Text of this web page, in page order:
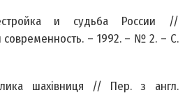
и судьба России //
– 1992. – № 2. – С.
шахівниця // Пер. з англ.